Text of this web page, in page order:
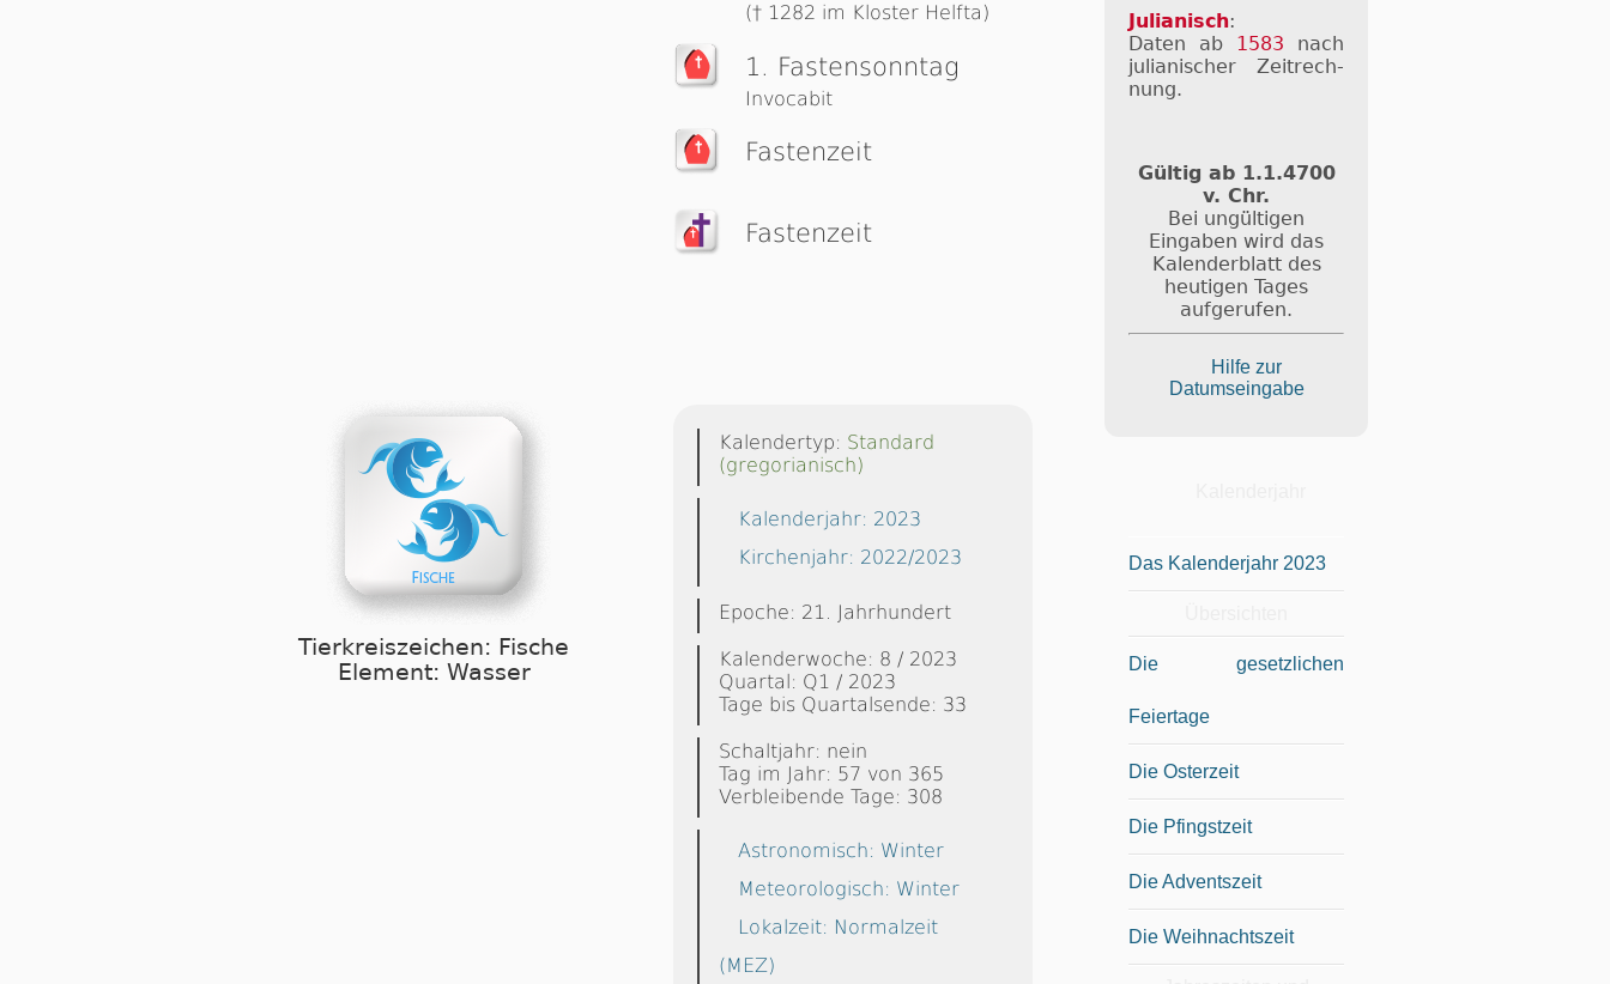
(† 1282 im Kloster Helfta)
1. Fas­ten­sonn­tag
Invocabit
Fastenzeit
Fastenzeit
Tierkreiszeichen: Fische
Element: Wasser
Kalendertyp: Standard
(gregorianisch)
Kalenderjahr: 2023
Kirchenjahr: 2022/2023
Epoche: 21. Jahrhundert
Kalenderwoche: 8 / 2023
Quartal: Q1 / 2023
Tage bis Quartalsende: 33
Schaltjahr: nein
Tag im Jahr: 57 von 365
Verbleibende Tage: 308
Astronomisch: Winter
Meteorologisch: Winter
Lokalzeit: Normalzeit
(MEZ)
Julianisch:
Daten ab 1583 nach
ju­li­a­ni­scher Zeit­rech­
nung.
Gültig ab 1.1.4700
v. Chr.
Bei ungültigen
Eingaben wird das
Kalenderblatt des
heutigen Tages
aufgerufen.
Hilfe zur
Datumseingabe
Das Kalenderjahr 2023
Die gesetzlichen
Feiertage
Die Osterzeit
Die Pfingstzeit
Die Adventszeit
Die Weihnachtszeit